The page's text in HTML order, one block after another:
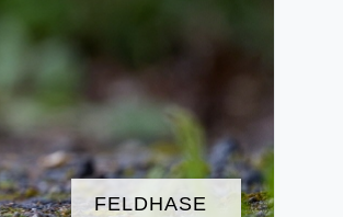
FELDHASE